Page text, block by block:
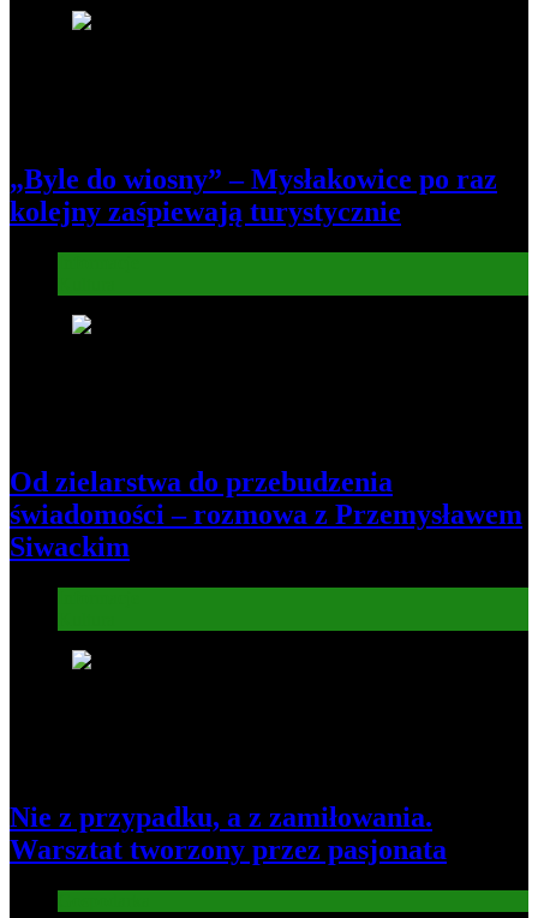
„Byle do wiosny” – Mysłakowice po raz
kolejny zaśpiewają turystycznie
Od zielarstwa do przebudzenia
świadomości – rozmowa z Przemysławem
Siwackim
Nie z przypadku, a z zamiłowania.
Warsztat tworzony przez pasjonata